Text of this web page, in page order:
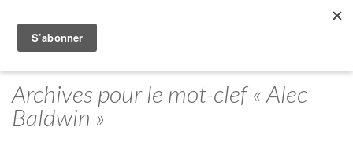
Archives pour le mot-clef « Alec
Baldwin »